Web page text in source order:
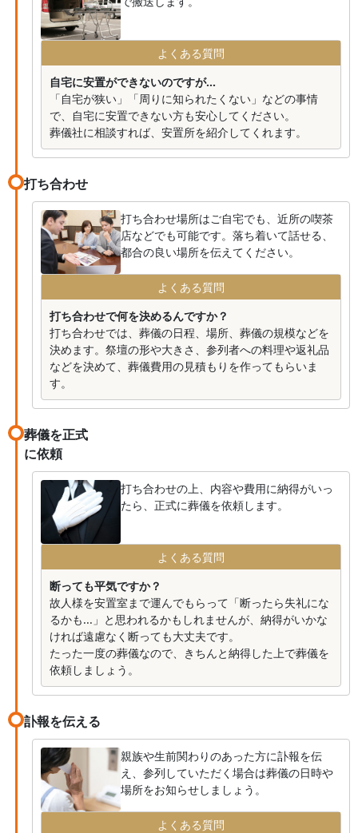
よくある質問
自宅に安置ができないのですが...
「自宅が狭い」「周りに知られたくない」などの事情
で、自宅に安置できない方も安心してください。
葬儀社に相談すれば、安置所を紹介してくれます。
打ち合わせ
打ち合わせ場所はご自宅でも、近所の喫茶
店などでも可能です。落ち着いて話せる、
都合の良い場所を伝えてください。
よくある質問
打ち合わせで何を決めるんですか？
打ち合わせでは、葬儀の日程、場所、葬儀の規模などを
決めます。祭壇の形や大きさ、参列者への料理や返礼品
などを決めて、葬儀費用の見積もりを作ってもらいま
す。
葬儀を正式
に依頼
打ち合わせの上、内容や費用に納得がいっ
たら、正式に葬儀を依頼します。
よくある質問
断っても平気ですか？
故人様を安置室まで運んでもらって「断ったら失礼にな
るかも...」と思われるかもしれませんが、納得がいかな
ければ遠慮なく断っても大丈夫です。
たった一度の葬儀なので、きちんと納得した上で葬儀を
依頼しましょう。
訃報を伝える
親族や生前関わりのあった方に訃報を伝
え、参列していただく場合は葬儀の日時や
場所をお知らせしましょう。
よくある質問